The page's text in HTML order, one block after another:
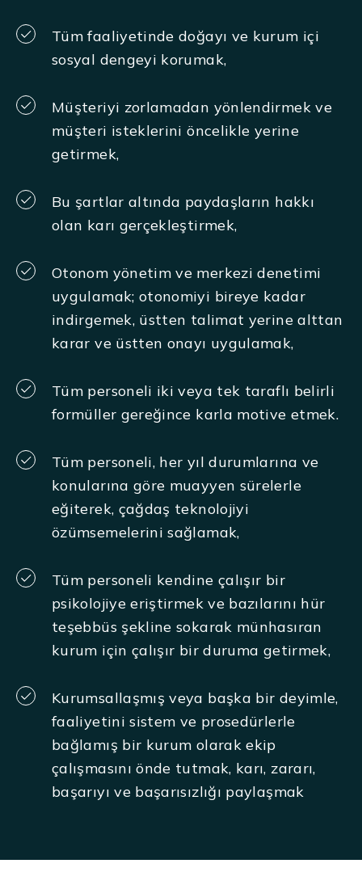
Tüm faaliyetinde doğayı ve kurum içi
sosyal dengeyi korumak,
Müşteriyi zorlamadan yönlendirmek ve
müşteri isteklerini öncelikle yerine
getirmek,
Bu şartlar altında paydaşların hakkı
olan karı gerçekleştirmek,
Otonom yönetim ve merkezi denetimi
uygulamak; otonomiyi bireye kadar
indirgemek, üstten talimat yerine alttan
karar ve üstten onayı uygulamak,
Tüm personeli iki veya tek taraflı belirli
formüller gereğince karla motive etmek.
Tüm personeli, her yıl durumlarına ve
konularına göre muayyen sürelerle
eğiterek, çağdaş teknolojiyi
özümsemelerini sağlamak,
Tüm personeli kendine çalışır bir
psikolojiye eriştirmek ve bazılarını hür
teşebbüs şekline sokarak münhasıran
kurum için çalışır bir duruma getirmek,
Kurumsallaşmış veya başka bir deyimle,
faaliyetini sistem ve prosedürlerle
bağlamış bir kurum olarak ekip
çalışmasını önde tutmak, karı, zararı,
başarıyı ve başarısızlığı paylaşmak